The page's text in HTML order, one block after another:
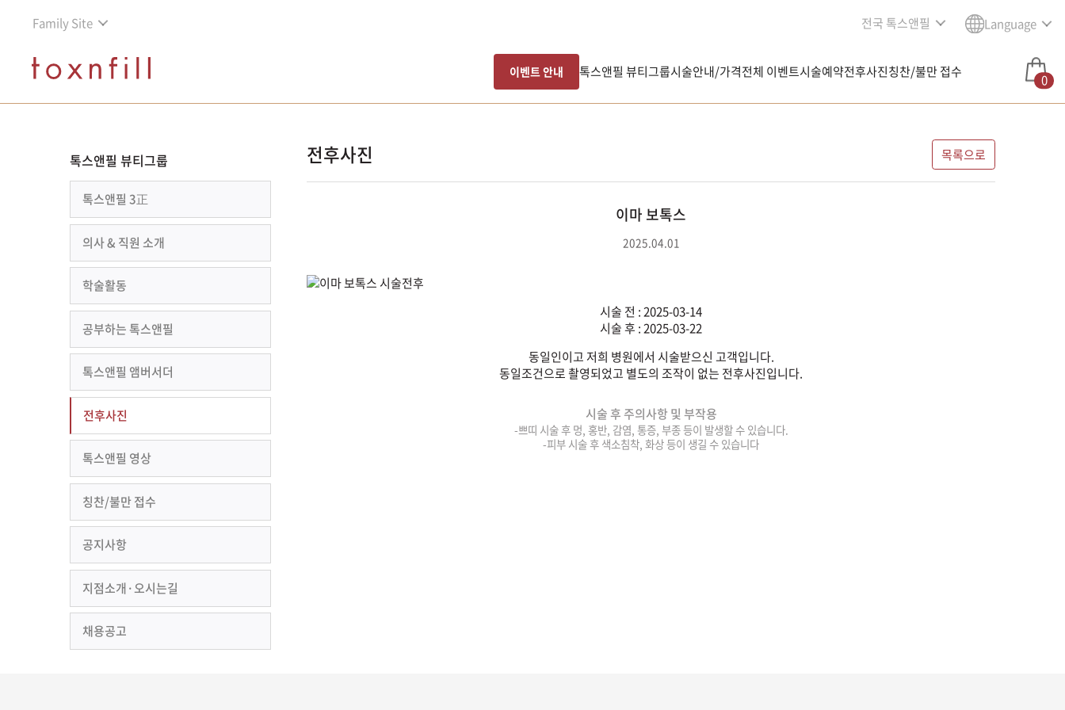
Family Site 전국 톡스앤필 Language
이벤트 안내 톡스앤필 뷰티그룹시술안내/가격전체 이벤트시술예약전후사진칭찬/불만 접수 0
톡스앤필 뷰티그룹
톡스앤필 3正
의사 & 직원 소개
학술활동
공부하는 톡스앤필
톡스앤필 앰버서더
전후사진
톡스앤필 영상
칭찬/불만 접수
공지사항
지점소개·오시는길
채용공고
전후사진 목록으로
이마 보톡스
2025.04.01
시술 전 : 2025-03-14
시술 후 : 2025-03-22
동일인이고 저희 병원에서 시술받으신 고객입니다.
동일조건으로 촬영되었고 별도의 조작이 없는 전후사진입니다.
시술 후 주의사항 및 부작용
-쁘띠 시술 후 멍, 홍반, 감염, 통증, 부종 등이 발생할 수 있습니다.
-피부 시술 후 색소침착, 화상 등이 생길 수 있습니다